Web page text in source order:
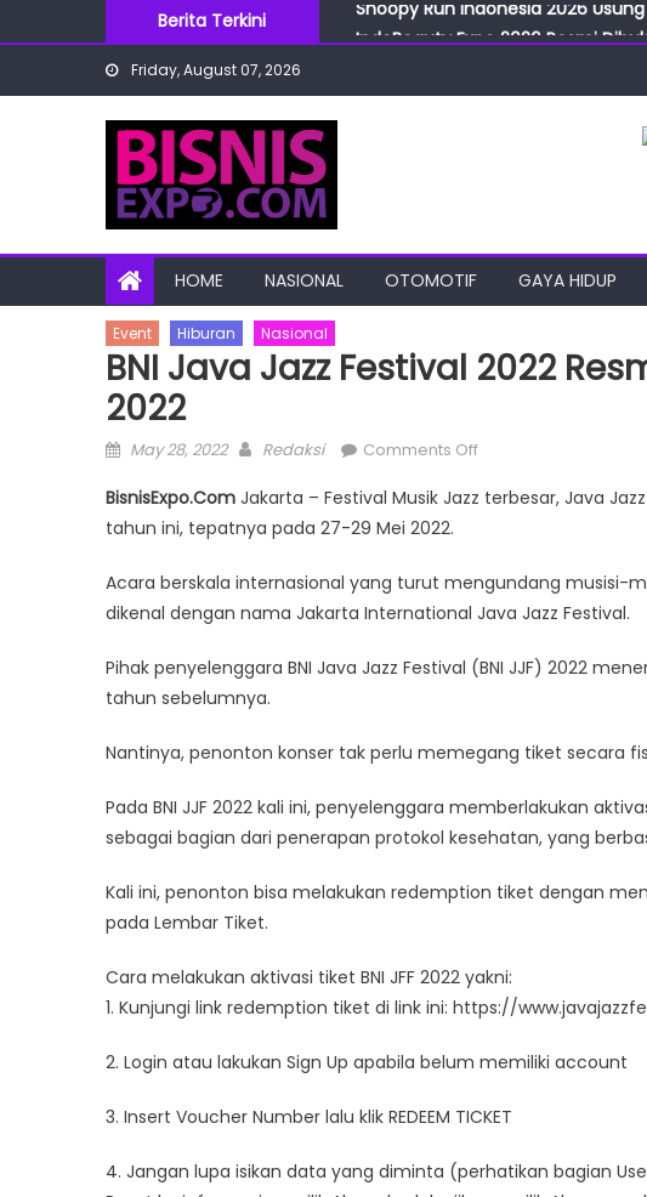
to
Berita Terkini
IndoBeauty Expo 2026 Resmi
IndoHealthcare Gakeslab Expo
BRI Cabang Mega Kuningan
Snoopy Run Indonesia 2026
Friday, August 07, 2026
HOME NASIONAL OTOMOTIF GAYA HIDUP
Event Hiburan Nasional
BNI Java Jazz Festival 2022
2022
Posted
May 28, 2022 Author
Redaksi Comments Offon
Java
2022
Resmi
pada
Mei
BisnisExpo.Com Jakarta – Festival Musik Jazz terbesar, Java
tahun ini, tepatnya pada 27-29 Mei 2022.
Acara berskala internasional yang turut mengundang musisi-
dikenal dengan nama Jakarta International Java Jazz Festival.
Pihak penyelenggara BNI Java Jazz Festival (BNI JJF) 2022
tahun sebelumnya.
Nantinya, penonton konser tak perlu memegang tiket secara
Pada BNI JJF 2022 kali ini, penyelenggara memberlakukan
sebagai bagian dari penerapan protokol kesehatan, yang
Kali ini, penonton bisa melakukan redemption tiket dengan
pada Lembar Tiket.
Cara melakukan aktivasi tiket BNI JFF 2022 yakni:
1. Kunjungi link redemption tiket di link ini: https://
2. Login atau lakukan Sign Up apabila belum memiliki account
3. Insert Voucher Number lalu klik REDEEM TICKET
4. Jangan lupa isikan data yang diminta (perhatikan bagian